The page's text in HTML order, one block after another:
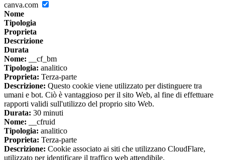
canva.com
Nome
Tipologia
Proprieta
Descrizione
Durata
Nome: __cf_bm
Tipologia: analitico
Proprieta: Terza-parte
Descrizione: Questo cookie viene utilizzato per distinguere tra
umani e bot. Ciò è vantaggioso per il sito Web, al fine di effettuare
rapporti validi sull'utilizzo del proprio sito Web.
Durata: 30 minuti
Nome: __cfruid
Tipologia: analitico
Proprieta: Terza-parte
Descrizione: Cookie associato ai siti che utilizzano CloudFlare,
utilizzato per identificare il traffico web attendibile.